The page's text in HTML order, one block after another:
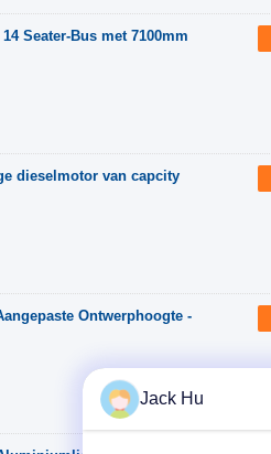
Seater-Bus met 7100mm
dieselmotor van capcity
Ontwerphoogte -
Jack Hu